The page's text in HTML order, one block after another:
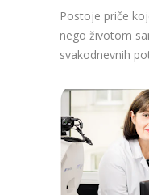
Postoje priče
nego životom
svakodnevnih